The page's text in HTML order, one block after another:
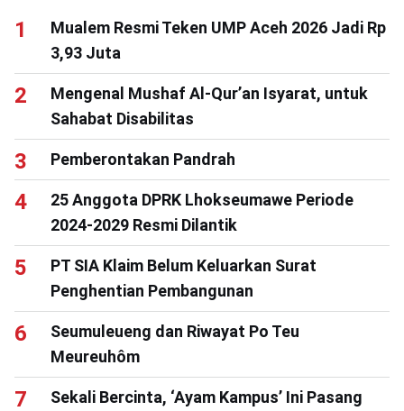
Mualem Resmi Teken UMP Aceh 2026 Jadi Rp
3,93 Juta
Mengenal Mushaf Al-Qur’an Isyarat, untuk
Sahabat Disabilitas
Pemberontakan Pandrah
25 Anggota DPRK Lhokseumawe Periode
2024-2029 Resmi Dilantik
PT SIA Klaim Belum Keluarkan Surat
Penghentian Pembangunan
Seumuleueng dan Riwayat Po Teu
Meureuhôm
Sekali Bercinta, ‘Ayam Kampus’ Ini Pasang